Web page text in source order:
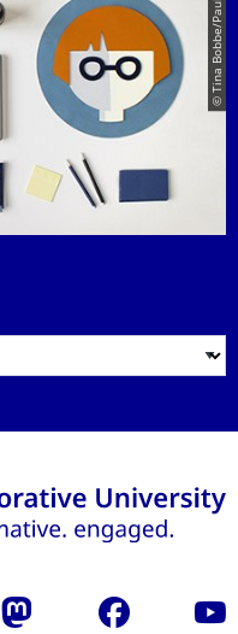
© Tina Bobbe/Paul Judt
Mastodon Facebook